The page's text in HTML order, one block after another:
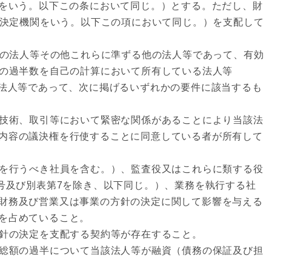
う。以下この条において同じ。）とする。ただし、財
定機関をいう。以下この項において同じ。）を支配して
人等その他これらに準ずる他の法人等であって、有効
過半数を自己の計算において所有している法人等
等であって、次に掲げるいずれかの要件に該当するも
、取引等において緊密な関係があることにより当該法
容の議決権を行使することに同意している者が所有して
うべき社員を含む。）、監査役又はこれらに類する役
び別表第7を除き、以下同じ。）、業務を執行する社
務及び営業又は事業の方針の決定に関して影響を与える
占めていること。
決定を支配する契約等が存在すること。
の過半について当該法人等が融資（債務の保証及び担